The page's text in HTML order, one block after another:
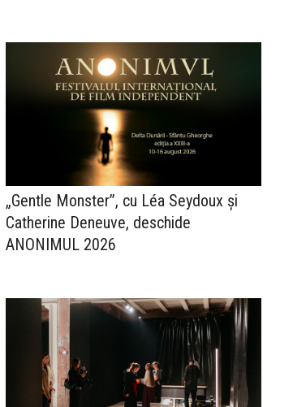
„Gentle Monster”, cu Léa Seydoux și
Catherine Deneuve, deschide
ANONIMUL 2026